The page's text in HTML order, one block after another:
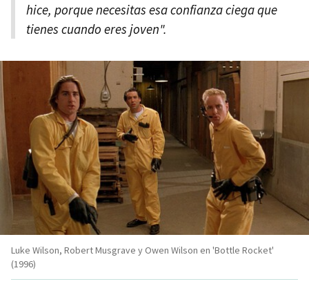
hice, porque necesitas esa confianza ciega que
tienes cuando eres joven".
Luke Wilson, Robert Musgrave y Owen Wilson en 'Bottle Rocket'
(1996)